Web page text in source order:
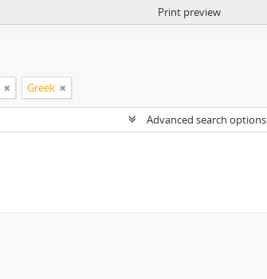
Print preview
Greek
Advanced search options